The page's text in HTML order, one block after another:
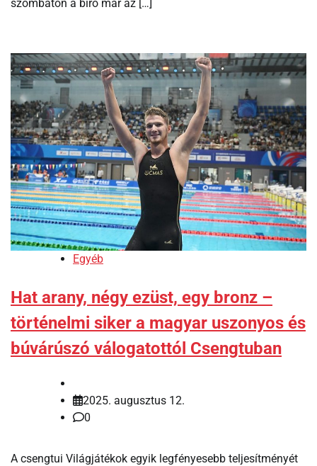
szombaton a bíró már az […]
Egyéb
Hat arany, négy ezüst, egy bronz –
történelmi siker a magyar uszonyos és
búvárúszó válogatottól Csengtuban
2025. augusztus 12.
0
A csengtui Világjátékok egyik legfényesebb teljesítményét